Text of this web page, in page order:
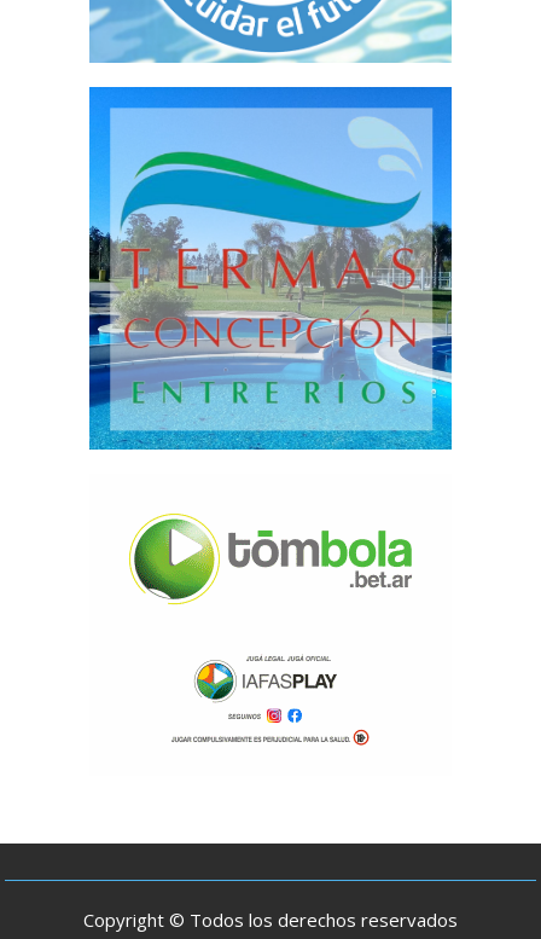
Copyright © Todos los derechos reservados